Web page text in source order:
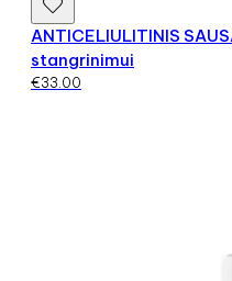
ANTICELIULITINIS
stangrinimui
€33.00